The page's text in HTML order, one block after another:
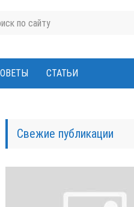
СТАТЬИ
Свежие публикации